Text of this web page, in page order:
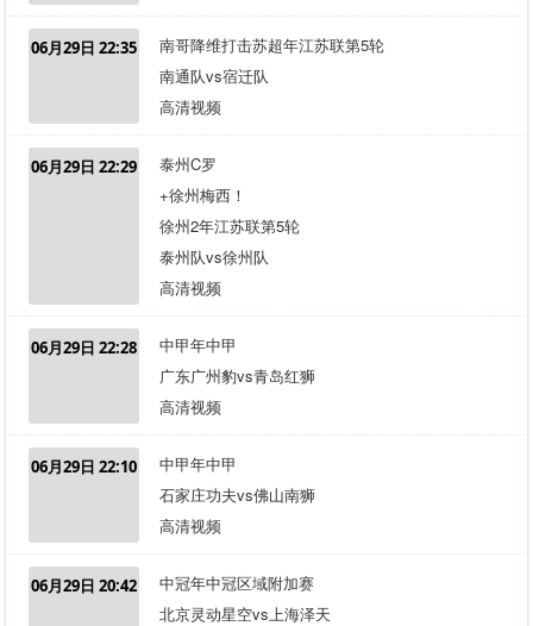
06月29日 22:35
南哥降维打击苏超年江苏联第5轮
南通队vs宿迁队
高清视频
06月29日 22:29
泰州C罗
+徐州梅西！
徐州2年江苏联第5轮
泰州队vs徐州队
高清视频
06月29日 22:28
中甲年中甲
广东广州豹vs青岛红狮
高清视频
06月29日 22:10
中甲年中甲
石家庄功夫vs佛山南狮
高清视频
06月29日 20:42
中冠年中冠区域附加赛
北京灵动星空vs上海泽天